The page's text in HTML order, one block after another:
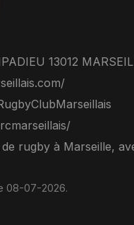
13012
rugby à Marseille,
08-07-2026.